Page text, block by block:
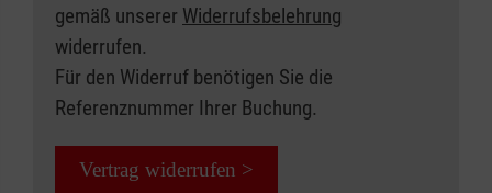
gemäß unserer Widerrufsbelehrung
widerrufen.
Für den Widerruf benötigen Sie die
Referenznummer Ihrer Buchung.
Vertrag widerrufen >